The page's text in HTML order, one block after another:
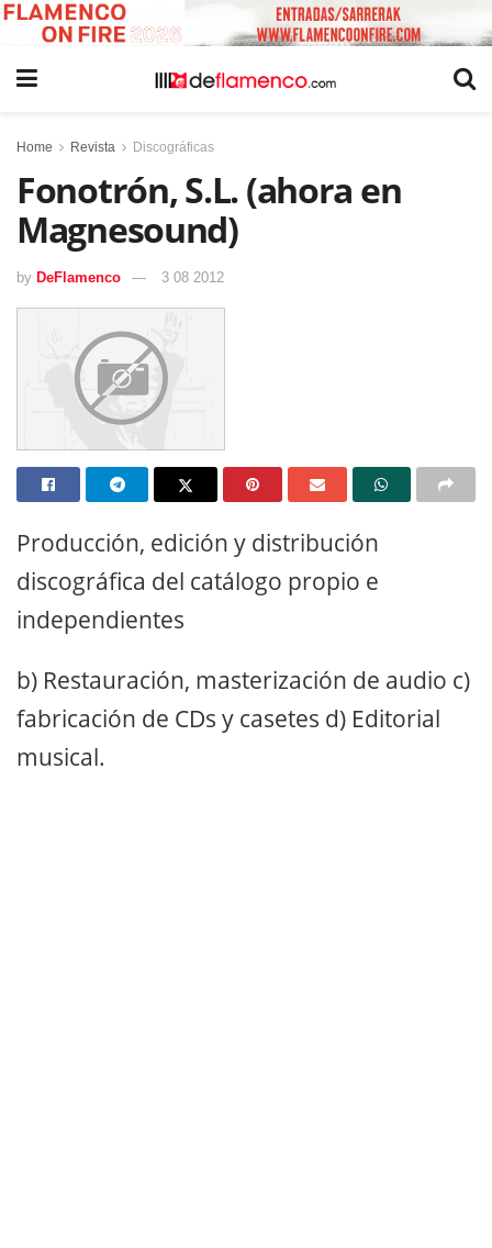
Home Revista Discográficas
Fonotrón, S.L. (ahora en
Magnesound)
by DeFlamenco 3 08 2012
Producción, edición y distribución
discográfica del catálogo propio e
independientes
b) Restauración, masterización de audio c)
fabricación de CDs y casetes d) Editorial
musical.